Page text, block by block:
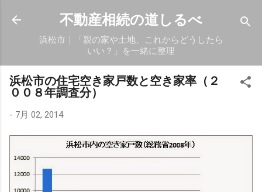
スキップしてメイン コンテンツに移動
不動産相続の道しるべ
浜松市｜「親の家や土地、これからどうしたら
いい？」を一緒に整理
浜松市の住宅空き家戸数と空き家率（２
００８年調査分）
- 7月 02, 2014